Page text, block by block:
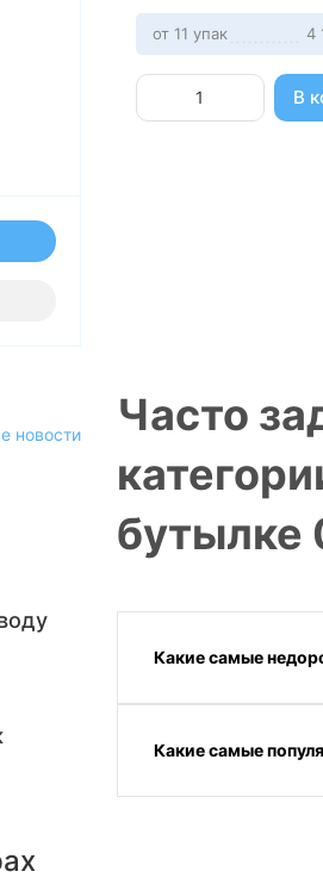
от 11 упак 4
В
Часто
бутылке
Какие самые
Какие самые
новости